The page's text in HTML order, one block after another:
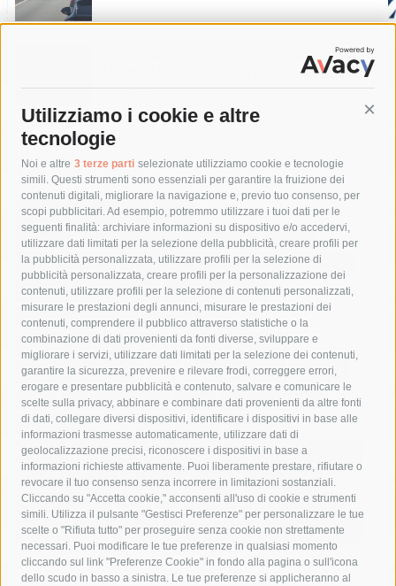
Utilizziamo i cookie e altre
tecnologie
Noi e altre 3 terze parti selezionate utilizziamo cookie e tecnologie
simili. Questi strumenti sono essenziali per garantire la fruizione dei
contenuti digitali, migliorare la navigazione e, previo tuo consenso, per
scopi pubblicitari. Ad esempio, potremmo utilizzare i tuoi dati per le
seguenti finalità: archiviare informazioni su dispositivo e/o accedervi,
utilizzare dati limitati per la selezione della pubblicità, creare profili per
la pubblicità personalizzata, utilizzare profili per la selezione di
pubblicità personalizzata, creare profili per la personalizzazione dei
contenuti, utilizzare profili per la selezione di contenuti personalizzati,
misurare le prestazioni degli annunci, misurare le prestazioni dei
contenuti, comprendere il pubblico attraverso statistiche o la
combinazione di dati provenienti da fonti diverse, sviluppare e
migliorare i servizi, utilizzare dati limitati per la selezione dei contenuti,
garantire la sicurezza, prevenire e rilevare frodi, correggere errori,
erogare e presentare pubblicità e contenuto, salvare e comunicare le
scelte sulla privacy, abbinare e combinare dati provenienti da altre fonti
di dati, collegare diversi dispositivi, identificare i dispositivi in base alle
informazioni trasmesse automaticamente, utilizzare dati di
geolocalizzazione precisi, riconoscere i dispositivi in base a
informazioni richieste attivamente. Puoi liberamente prestare, rifiutare o
revocare il tuo consenso senza incorrere in limitazioni sostanziali.
Cliccando su "Accetta cookie," acconsenti all'uso di cookie e strumenti
simili. Utilizza il pulsante "Gestisci Preferenze" per personalizzare le tue
scelte o "Rifiuta tutto" per proseguire senza cookie non strettamente
necessari. Puoi modificare le tue preferenze in qualsiasi momento
cliccando sul link "Preferenze Cookie" in fondo alla pagina o sull'icona
dello scudo in basso a sinistra. Le tue preferenze si applicheranno al
Il Sorrento chiude il ritiro di Agerola.
Mister Maiuri: Abbiamo lavorato bene
10 Agosto 2026
Tag
acqua allerta meteo
anas
area marina protetta di punta campanella
arresto
Asl Napoli 3 sud
capitaneria di porto capri
carabinieri
castellammare di stabia
circumvesuviana
comune di sorrento
concerto
contagi
costiera amalfitana
covid-19 eav
elezioni
fondazione sorrento
gori guardia costiera
incidente
lavori
lorenzo balducelli mare
massa lubrense
massimo coppola
Meta napoli
ordinanza
penisola sorrentina
piano di sorrento
polizia municipale
protezione civile
Regione Campania
sant'agnello
sindaco cuomo
sorrento studenti temporali
treni
turismo
Vico Equense villa fiorentino vincenzo de luca